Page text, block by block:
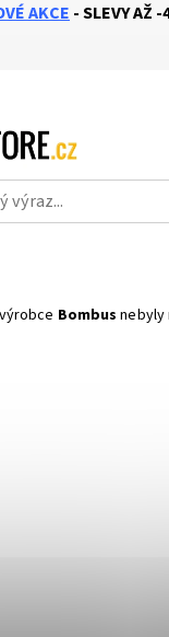
AKCE - SLEVY AŽ
Bombus nebyly